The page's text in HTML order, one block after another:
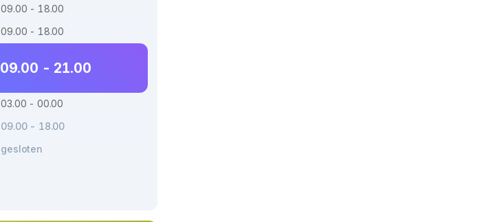
09.00 - 18.00
09.00 - 18.00
09.00 - 21.00
03.00 - 00.00
09.00 - 18.00
gesloten